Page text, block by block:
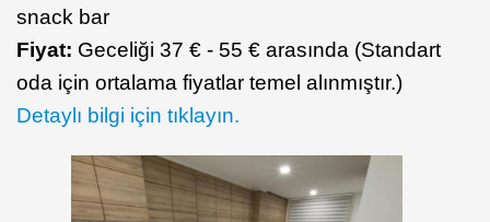
snack bar
Fiyat: Geceliği 37 € - 55 € arasında (Standart
oda için ortalama fiyatlar temel alınmıştır.)
Detaylı bilgi için tıklayın.